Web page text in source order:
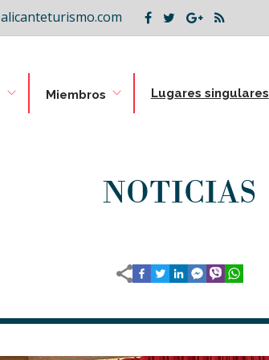
Miembros Lugares singulares
NOTICIAS